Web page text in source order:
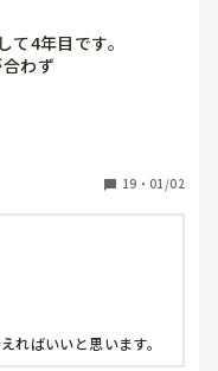
4年目です。
わず
年という先生がほとん
す。
19 ・ 01/02
ればいいと思います。